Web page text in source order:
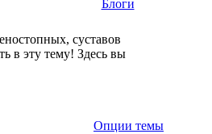
Блоги
суставов
в эту тему! Здесь вы
Опции темы